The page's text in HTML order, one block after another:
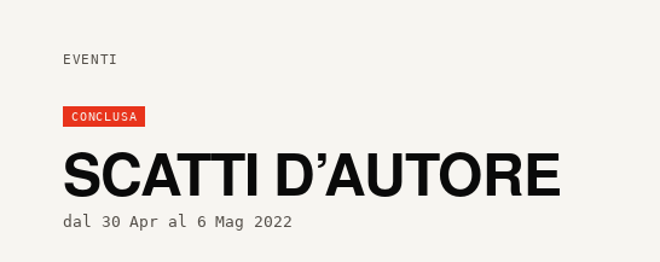
EVENTI
CONCLUSA
SCATTI D’AUTORE
dal 30 Apr al 6 Mag 2022